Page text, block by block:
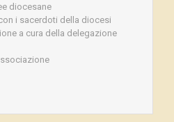
diocesane
i sacerdoti della diocesi
a cura della delegazione